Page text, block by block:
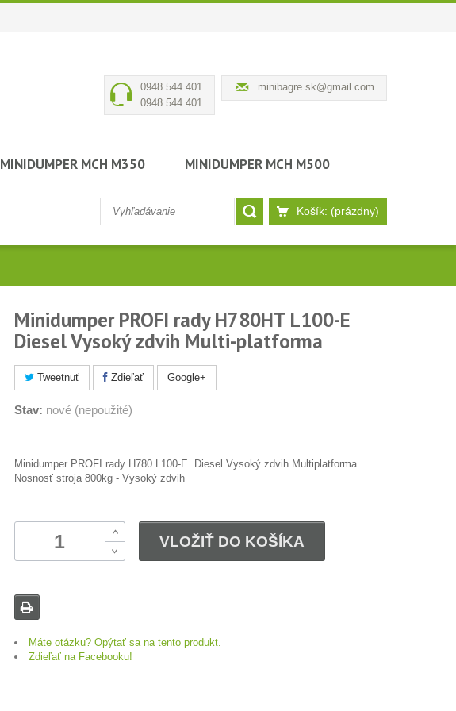
minibagre.sk@gmail.com
0948 544 401
0948 544 401
MINIDUMPER MCH M350 MINIDUMPER MCH M500
Košík: (prázdny)
Minidumper PROFI rady H780HT L100-E
Diesel Vysoký zdvih Multi-platforma
Tweetnuť Zdieľať Google+
Stav: nové (nepoužité)
Minidumper PROFI rady H780 L100-E Diesel Vysoký zdvih Multiplatforma
Nosnosť stroja 800kg - Vysoký zdvih
B
B
VLOŽIŤ DO KOŠÍKA
Máte otázku? Opýtať sa na tento produkt.
Zdieľať na Facebooku!